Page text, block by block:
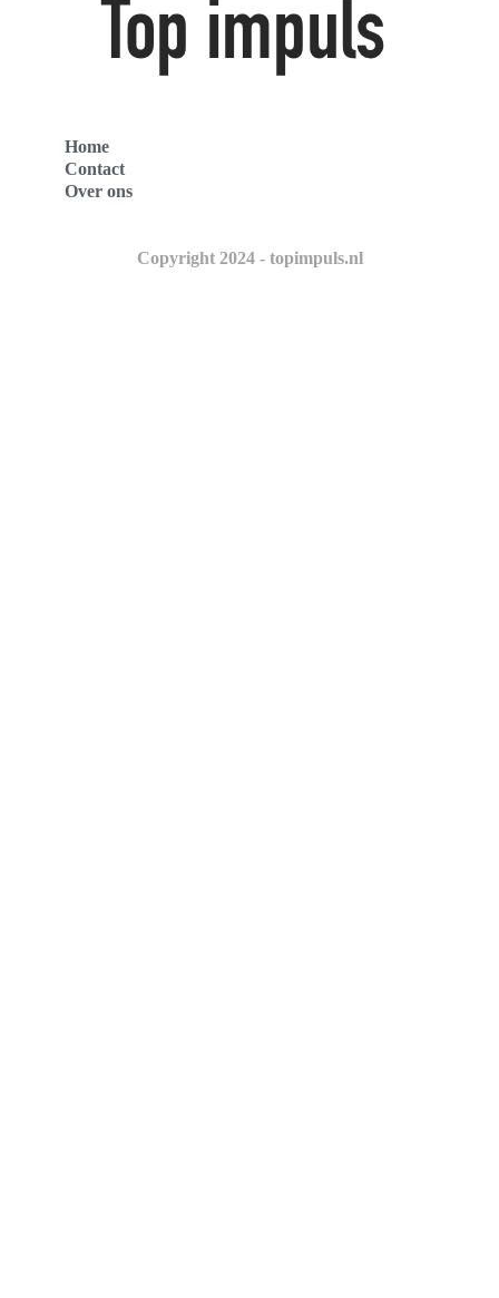
Home
Contact
Over ons
Copyright 2024 - topimpuls.nl